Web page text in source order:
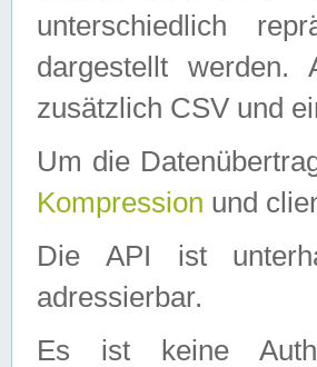
unterschiedlich
dargestellt
zusätzlich CSV und
Um die
Kompression und
Die API ist
adressierbar.
Es ist keine